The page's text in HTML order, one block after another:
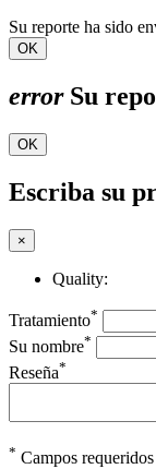
Su reporte ha sido
OK
errorSu
OK
Escriba su
×
Quality:
Tratamiento*
Su nombre*
Reseña*
* Campos requeridos